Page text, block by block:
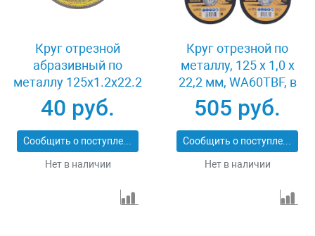
Круг отрезной
абразивный по
металлу 125x1.2x22.2
мм Луга 3612-125-1.2
40 руб.
Сообщить о поступлении
Нет в наличии
Круг отрезной по
металлу, 125 х 1,0 х
22,2 мм, WA60TBF, в
метал.банке, 10 шт.
Denzel 737610
505 руб.
Сообщить о поступлении
Нет в наличии